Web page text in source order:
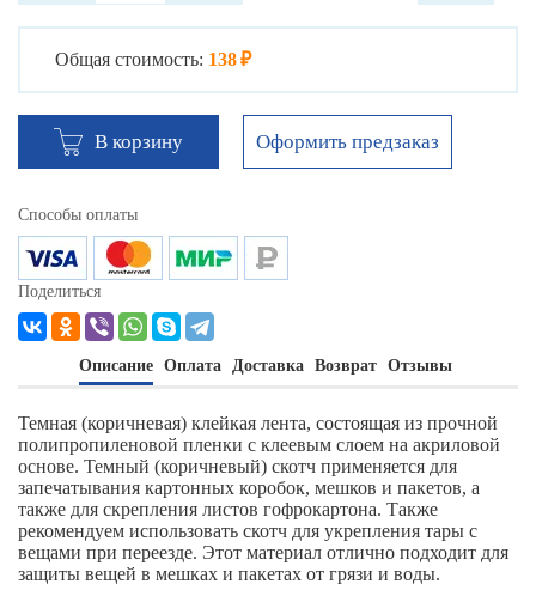
Общая стоимость: 138 ₽
В корзину Оформить предзаказ
Способы оплаты
Поделиться
Описание Оплата Доставка Возврат Отзывы
Темная (коричневая) клейкая лента, состоящая из прочной
полипропиленовой пленки с клеевым слоем на акриловой
основе. Темный (коричневый) скотч применяется для
запечатывания картонных коробок, мешков и пакетов, а
также для скрепления листов гофрокартона. Также
рекомендуем использовать скотч для укрепления тары с
вещами при переезде. Этот материал отлично подходит для
защиты вещей в мешках и пакетах от грязи и воды.